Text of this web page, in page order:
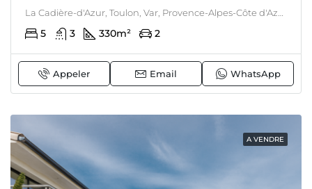
5 3 330m² 2
Appeler Email WhatsApp
A VENDRE